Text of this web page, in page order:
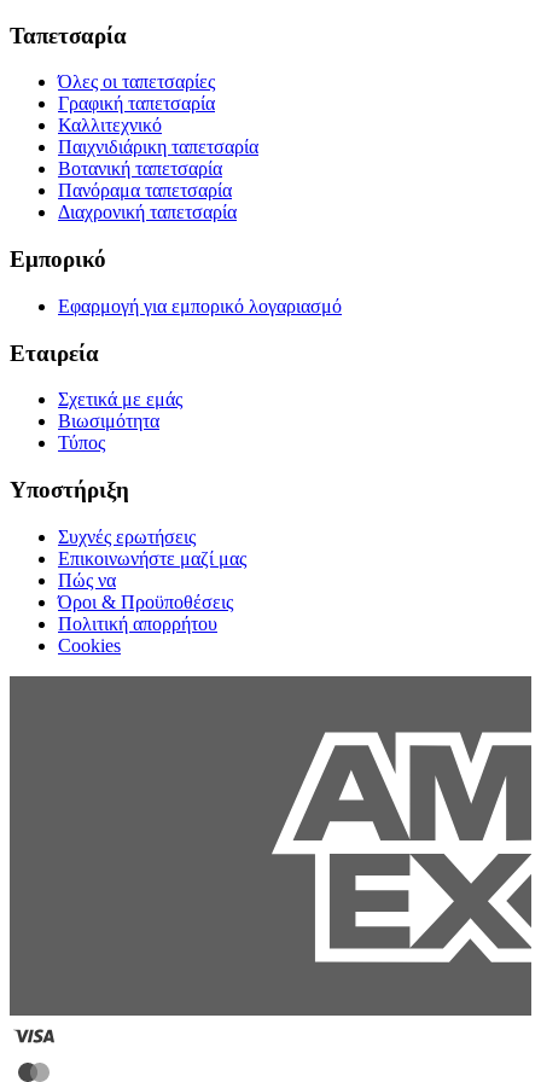
Ταπετσαρία
Όλες οι ταπετσαρίες
Γραφική ταπετσαρία
Καλλιτεχνικό
Παιχνιδιάρικη ταπετσαρία
Βοτανική ταπετσαρία
Πανόραμα ταπετσαρία
Διαχρονική ταπετσαρία
Εμπορικό
Εφαρμογή για εμπορικό λογαριασμό
Εταιρεία
Σχετικά με εμάς
Βιωσιμότητα
Τύπος
Υποστήριξη
Συχνές ερωτήσεις
Επικοινωνήστε μαζί μας
Πώς να
Όροι & Προϋποθέσεις
Πολιτική απορρήτου
Cookies